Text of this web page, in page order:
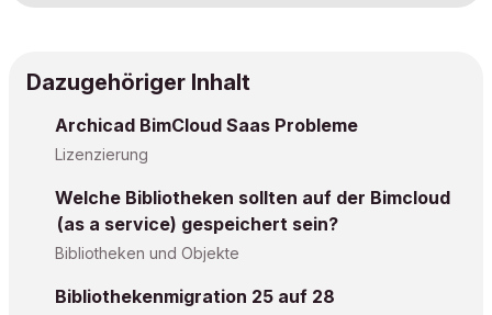
Dazugehöriger Inhalt
Archicad BimCloud Saas Probleme
Lizenzierung
Welche Bibliotheken sollten auf der Bimcloud
(as a service) gespeichert sein?
Bibliotheken und Objekte
Bibliothekenmigration 25 auf 28